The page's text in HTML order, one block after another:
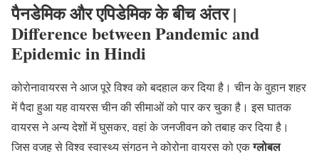
पैनडेमिक और एपिडेमिक के बीच अंतर |
Difference between Pandemic and
Epidemic in Hindi
कोरोनावायरस ने आज पूरे विश्व को बदहाल कर दिया है। चीन के वुहान शहर
में पैदा हुआ यह वायरस चीन की सीमाओं को पार कर चुका है। इस घातक
वायरस ने अन्य देशों में घुसकर, वहां के जनजीवन को तबाह कर दिया है।
जिस वजह से विश्व स्वास्थ्य संगठन ने कोरोना वायरस को एकग्लोबल